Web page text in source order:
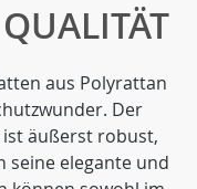
aus Polyrattan
Der
äußerst robust,
seine elegante und